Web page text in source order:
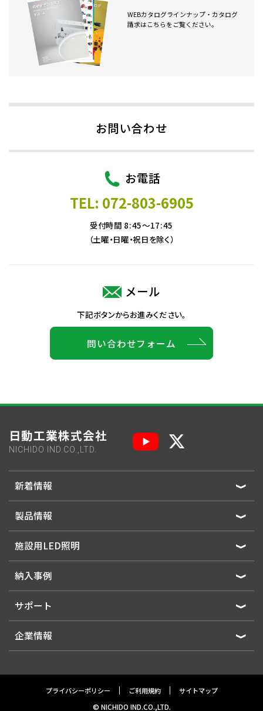
WEBカタログラインナップ・カタログ
請求はこちらをご覧ください。
お問い合わせ
お電話
TEL: 072-803-6905
受付時間 8:45～17:45
（土曜・日曜・祝日を除く）
メール
下記ボタンからお進みください。
問い合わせフォーム
日動工業株式会社
NICHIDO IND.CO.,LTD.
新着情報
製品情報
施設用LED照明
納入事例
サポート
企業情報
プライバシーポリシー ご利用規約 サイトマップ
© NICHIDO IND.CO.,LTD.